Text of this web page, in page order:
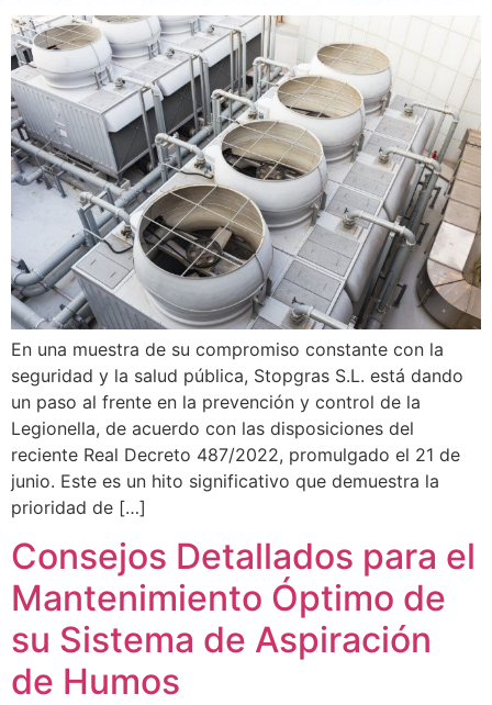
En una muestra de su compromiso constante con la
seguridad y la salud pública, Stopgras S.L. está dando
un paso al frente en la prevención y control de la
Legionella, de acuerdo con las disposiciones del
reciente Real Decreto 487/2022, promulgado el 21 de
junio. Este es un hito significativo que demuestra la
prioridad de […]
Consejos Detallados para el
Mantenimiento Óptimo de
su Sistema de Aspiración
de Humos